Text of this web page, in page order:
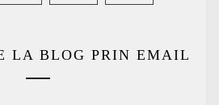
LA BLOG PRIN EMAIL